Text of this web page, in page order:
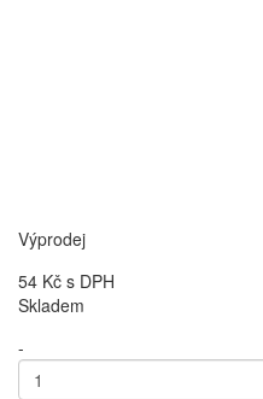
Výprodej
54 Kč s DPH
Skladem
-